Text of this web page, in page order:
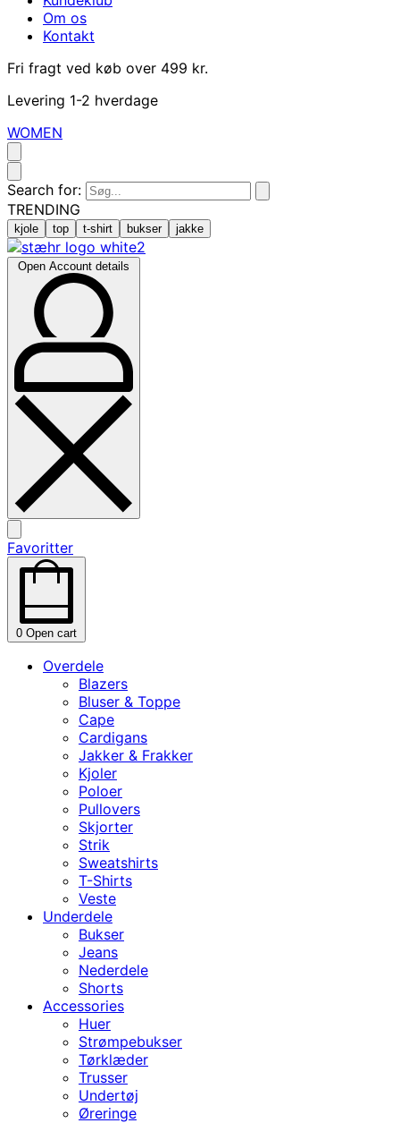
Om os
Kontakt
Fri fragt ved køb over 499 kr.
Levering 1-2 hverdage
WOMEN
Search for:
TRENDING
kjole top t-shirt bukser jakke
Open Account details
Favoritter
0 Open cart
Overdele
Blazers
Bluser & Toppe
Cape
Cardigans
Jakker & Frakker
Kjoler
Poloer
Pullovers
Skjorter
Strik
Sweatshirts
T-Shirts
Veste
Underdele
Bukser
Jeans
Nederdele
Shorts
Accessories
Huer
Strømpebukser
Tørklæder
Trusser
Undertøj
Øreringe